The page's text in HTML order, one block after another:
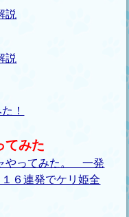
説
説
！
みた
やってみた。 一発
６連発でケリ姫全